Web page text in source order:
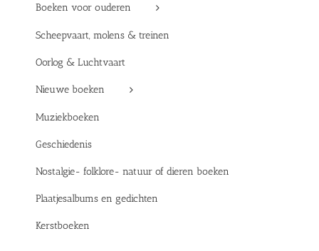
Boeken voor ouderen
Scheepvaart, molens & treinen
Oorlog & Luchtvaart
Nieuwe boeken
Muziekboeken
Geschiedenis
Nostalgie- folklore- natuur of dieren boeken
Plaatjesalbums en gedichten
Kerstboeken